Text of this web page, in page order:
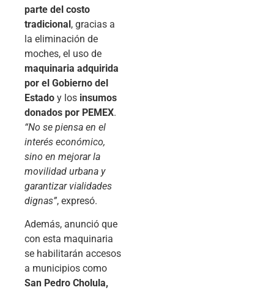
parte del costo
tradicional, gracias a
la eliminación de
moches, el uso de
maquinaria adquirida
por el Gobierno del
Estado y los insumos
donados por PEMEX.
“No se piensa en el
interés económico,
sino en mejorar la
movilidad urbana y
garantizar vialidades
dignas”, expresó.
Además, anunció que
con esta maquinaria
se habilitarán accesos
a municipios como
San Pedro Cholula,